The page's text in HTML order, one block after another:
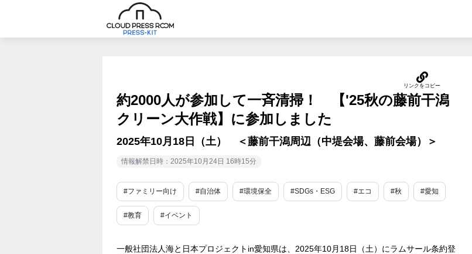
約2000人が参加して一斉清掃！ 【'25秋の藤前干潟
クリーン大作戦】に参加しました
2025年10月18日（土） ＜藤前干潟周辺（中堤会場、藤前会場）＞
情報解禁日時：2025年10月24日 16時15分
#ファミリー向け #自治体 #環境保全 #SDGs・ESG #エコ #秋 #愛知
#教育 #イベント
一般社団法人海と日本プロジェクトin愛知県は、2025年10月18日（土）にラムサール条約登